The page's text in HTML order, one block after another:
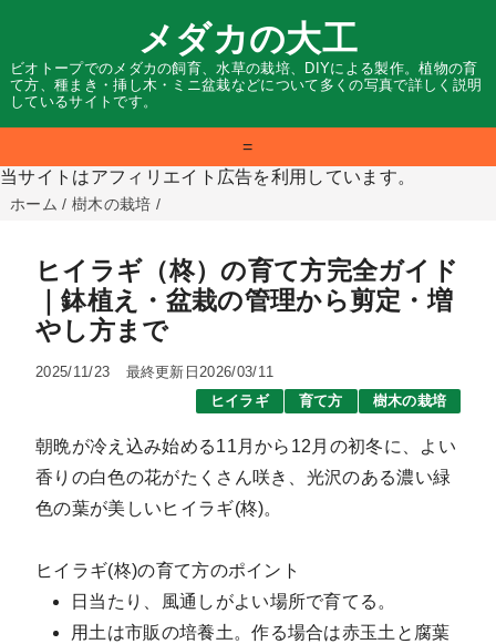
メダカの大工
ビオトープでのメダカの飼育、水草の栽培、DIYによる製作。植物の育
て方、種まき・挿し木・ミニ盆栽などについて多くの写真で詳しく説明
しているサイトです。
=
当サイトはアフィリエイト広告を利用しています。
ホーム / 樹木の栽培 /
ヒイラギ（柊）の育て方完全ガイド
｜鉢植え・盆栽の管理から剪定・増
やし方まで
2025/11/23
最終更新日2026/03/11
ヒイラギ
育て方 樹木の栽培
朝晩が冷え込み始める11月から12月の初冬に、 よい
香りの白色の花がたくさん咲き、光沢のある濃い緑
色の葉が美しいヒイラギ(柊)。
ヒイラギ(柊)の育て方のポイント
日当たり、風通しがよい場所で育てる。
用土は市販の培養土。作る場合は赤玉土と腐葉